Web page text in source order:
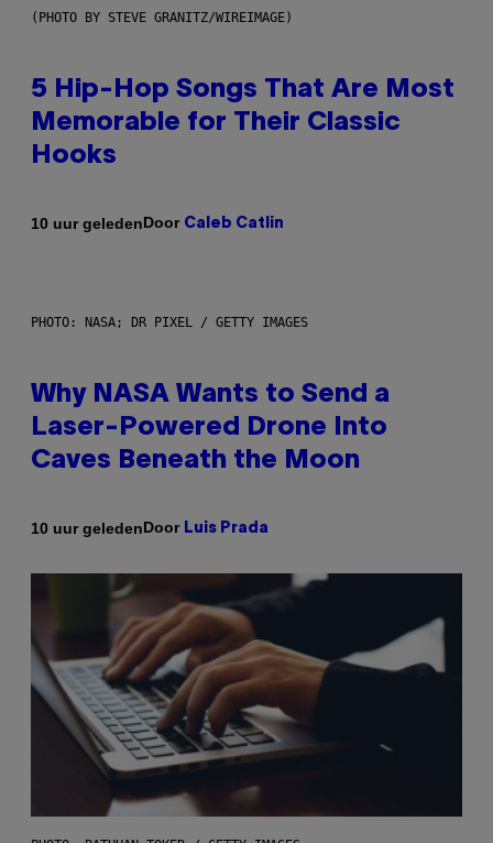
(PHOTO BY STEVE GRANITZ/WIREIMAGE)
5 Hip-Hop Songs That Are Most
Memorable for Their Classic
Hooks
10 uur geledenDoor Caleb Catlin
PHOTO: NASA; DR PIXEL / GETTY IMAGES
Why NASA Wants to Send a
Laser-Powered Drone Into
Caves Beneath the Moon
10 uur geledenDoor Luis Prada